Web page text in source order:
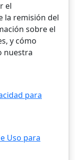
el
la remisión del
sobre el
y cómo
nuestra
para
Uso para